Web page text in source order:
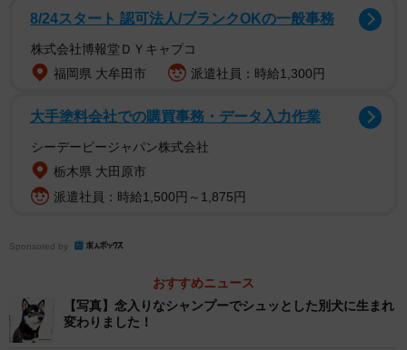
8/24スタート 認可法人/ブランクOKの一般事務
株式会社博報堂ＤＹキャプコ
福岡県 大牟田市
派遣社員：時給1,300円
大手塗料会社での購買事務・データ入力作業
シーデーピージャパン株式会社
栃木県 大田原市
派遣社員：時給1,500円～1,875円
Sponsored by
おすすめニュース
【写真】念入りなシャンプーでシュッとした別犬に生まれ
変わりました！